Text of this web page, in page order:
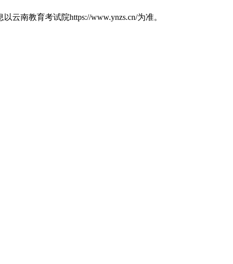
南教育考试院https://www.ynzs.cn/为准。